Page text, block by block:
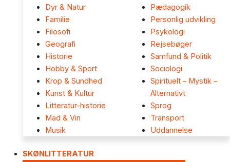
Dyr & Natur
Familie
Filosofi
Geografi
Historie
Hobby & Sport
Krop & Sundhed
Kunst & Kultur
Litteratur-historie
Mad & Vin
Musik
Pædagogik
Personlig udvikling
Psykologi
Rejsebøger
Samfund & Politik
Sociologi
Spirituelt – Mystik –
Alternativt
Sprog
Transport
Uddannelse
SKØNLITTERATUR